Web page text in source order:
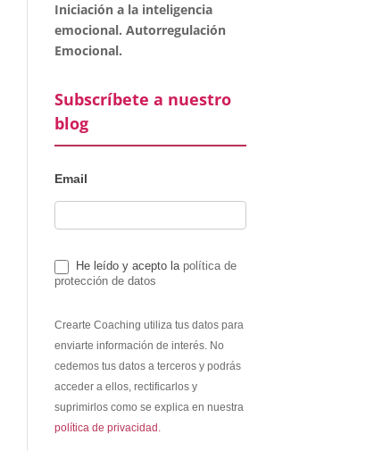
Iniciación a la inteligencia
emocional. Autorregulación
Emocional.
Subscríbete a nuestro
blog
Email
He leído y acepto la política de
protección de datos
Crearte Coaching utiliza tus datos para
enviarte información de interés. No
cedemos tus datos a terceros y podrás
acceder a ellos, rectificarlos y
suprimirlos como se explica en nuestra
política de privacidad.